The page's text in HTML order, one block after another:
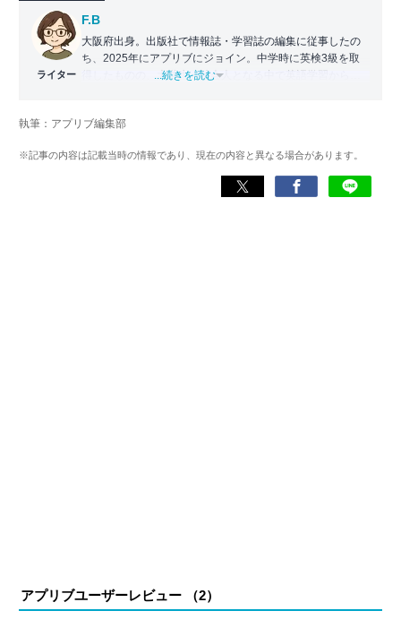
ライター
F.B
大阪府出身。出版社で情報誌・学習誌の編集に従事したの
ち、2025年にアプリブにジョイン。中学時に英検3級を取
得したものの、大学生・社会人となる中で英語学習から遠
り添える記事を目指している。
...続きを読む
執筆：アプリブ編集部
※記事の内容は記載当時の情報であり、現在の内容と異なる場合があります。
アプリブユーザーレビュー （2）